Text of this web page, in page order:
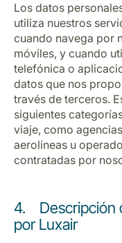
Los datos
utiliza nuestros
cuando navega por
móviles, y cuando
telefónica o
datos que nos
través de terceros.
siguientes
viaje, como
aerolíneas u
contratadas por
4. Descripción
por Luxair